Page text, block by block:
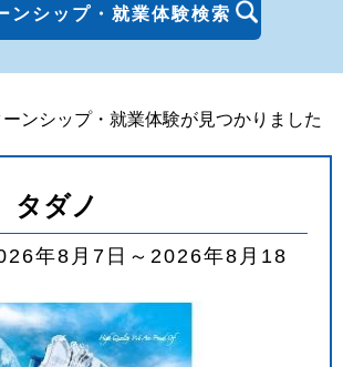
ンシップ・就業体験検索
綾川町
ンシップ・就業体験が見つかりました
ダノ
年8月7日～2026年8月18